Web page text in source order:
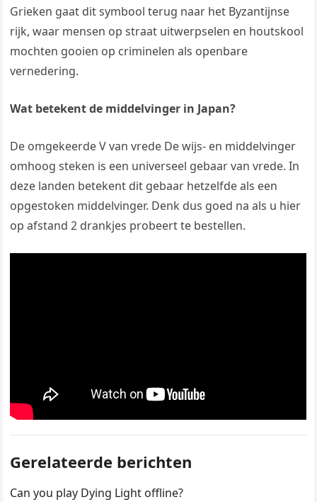
Grieken gaat dit symbool terug naar het Byzantijnse
rijk, waar mensen op straat uitwerpselen en houtskool
mochten gooien op criminelen als openbare
vernedering.
Wat betekent de middelvinger in Japan?
De omgekeerde V van vrede De wijs- en middelvinger
omhoog steken is een universeel gebaar van vrede. In
deze landen betekent dit gebaar hetzelfde als een
opgestoken middelvinger. Denk dus goed na als u hier
op afstand 2 drankjes probeert te bestellen.
Gerelateerde berichten
Can you play Dying Light offline?